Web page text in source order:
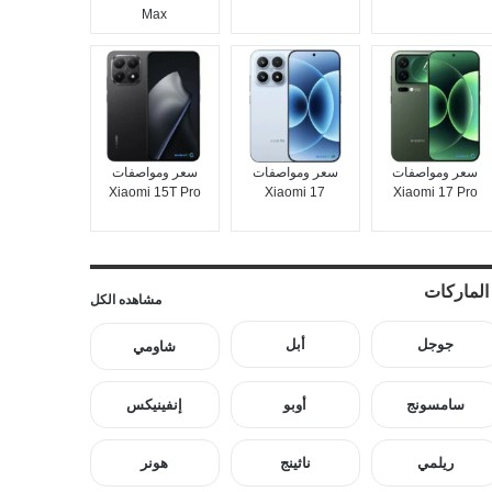
Max
سعر ومواصفات
Xiaomi 17 Pro
سعر ومواصفات
Xiaomi 17
سعر ومواصفات
Xiaomi 15T Pro
الماركات مشاهده الكل
جوجل أبل شاومي
سامسونج أوبو إنفينيكس
ريلمي ناثينج هونر